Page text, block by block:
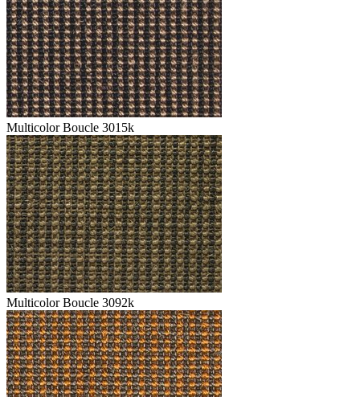
Multicolor Boucle 3015k
Multicolor Boucle 3092k